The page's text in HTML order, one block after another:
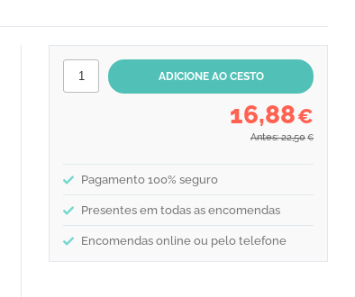
16,88€
Antes: 22,50 €
Pagamento 100% seguro
Presentes em todas as encomendas
Encomendas online ou pelo telefone